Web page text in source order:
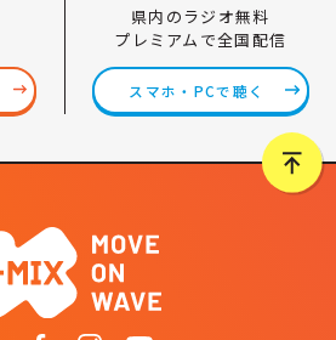
県内のラジオ無料
プレミアムで全国配信
スマホ・PCで聴く